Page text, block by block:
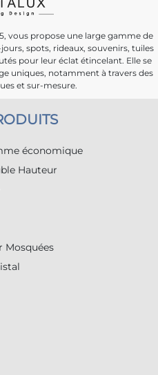
vous propose une large gamme de
spots, rideaux, souvenirs, tuiles
pour leur éclat étincelant. Elle se
uniques, notamment à travers des
et sur-mesure.
économique
Hauteur
Mosquées